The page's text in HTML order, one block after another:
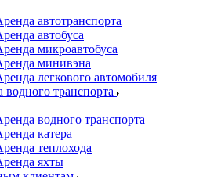
автотранспорта
автобуса
микроавтобуса
минивэна
легкового автомобиля
водного транспорта
водного транспорта
катера
теплохода
яхты